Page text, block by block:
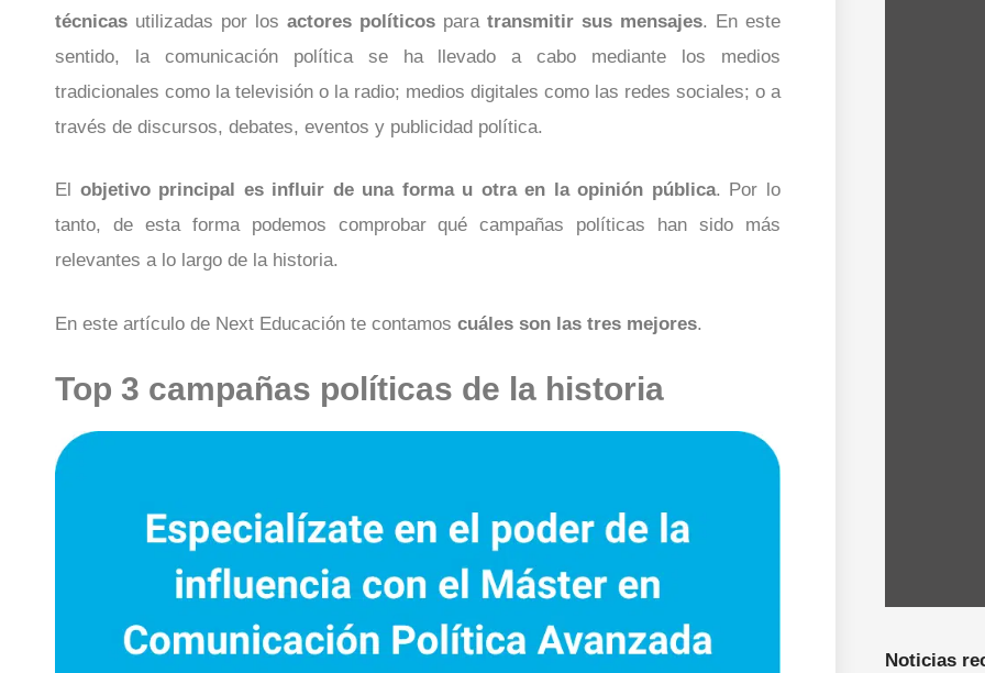
técnicas utilizadas por los actores políticos para transmitir sus mensajes. En este
sentido, la comunicación política se ha llevado a cabo mediante los medios
tradicionales como la televisión o la radio; medios digitales como las redes sociales; o a
través de discursos, debates, eventos y publicidad política.
El objetivo principal es influir de una forma u otra en la opinión pública. Por lo
tanto, de esta forma podemos comprobar qué campañas políticas han sido más
relevantes a lo largo de la historia.
En este artículo de Next Educación te contamos cuáles son las tres mejores.
Top 3 campañas políticas de la historia
Noticias